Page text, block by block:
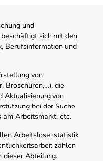
und
sich mit den
Berufsinformation und
von
Broschüren,…), die
Aktualisierung von
bei der Suche
am Arbeitsmarkt, etc.
Arbeitslosenstatistik
zählen
dieser Abteilung.